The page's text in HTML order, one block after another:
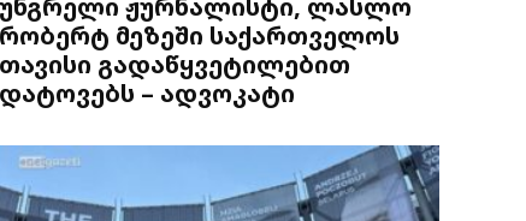
რობერტ მეზეში საქართველოს
თავისი გადაწყვეტილებით
დატოვებს – ადვოკატი